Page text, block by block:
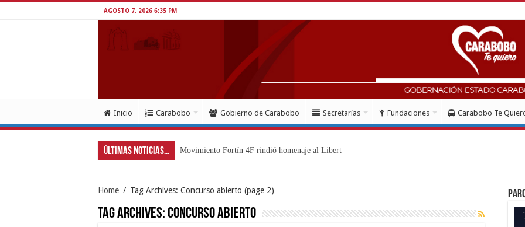
AGOSTO 7, 2026 6:35 PM
Inicio Carabobo Gobierno de Carabobo Secretarías Fundaciones Carabobo Te
Últimas Noticias... Movimiento Fortín 4F rindió homenaje al Libertador Simón Bolívar re
Home / Tag Archives: Concurso abierto (page 2)
Tag Archives:Concurso abierto